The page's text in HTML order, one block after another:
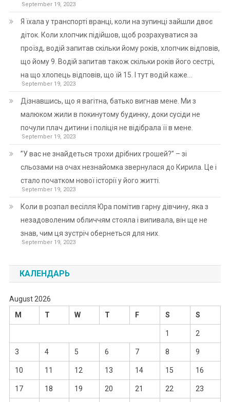
September 19, 2023
Я їхала у транспорті вранці, коли на зупинці зайшли двоє
діток. Коли хлопчик підійшов, щоб розрахуватися за
проїзд, водій запитав скільки йому років, хлопчик відповів,
що йому 9. Водій запитав також скільки років його сестрі,
на що хлопець відповів, що їй 15. І тут водій каже…
September 19, 2023
Дізнавшись, що я вагітна, батько вигнав мене. Ми з
малюком жили в покинутому будинку, доки сусіди не
почули плач дитини і поліція не відібрала її в мене.
September 19, 2023
”У вас не знайдеться трохи дрібних грошей?” – зі
сльозами на очах незнайомка звернулася до Кирила. Це і
стало початком нової історії у його житті.
September 19, 2023
Коли в розпал весілля Юра помітив гарну дівчину, яка з
незадоволеним обличчям стояла і випивала, він ще не
знав, чим ця зустріч обернеться для них.
September 19, 2023
КАЛЕНДАРЬ
August 2026
M
T W T F S S
1 2
3 4 5 6 7 8 9
10 11 12 13 14 15 16
17 18 19 20 21 22 23